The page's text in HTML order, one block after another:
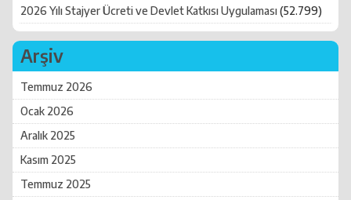
2026 Yılı Stajyer Ücreti ve Devlet Katkısı Uygulaması(52.799)
Arşiv
Temmuz 2026
Ocak 2026
Aralık 2025
Kasım 2025
Temmuz 2025